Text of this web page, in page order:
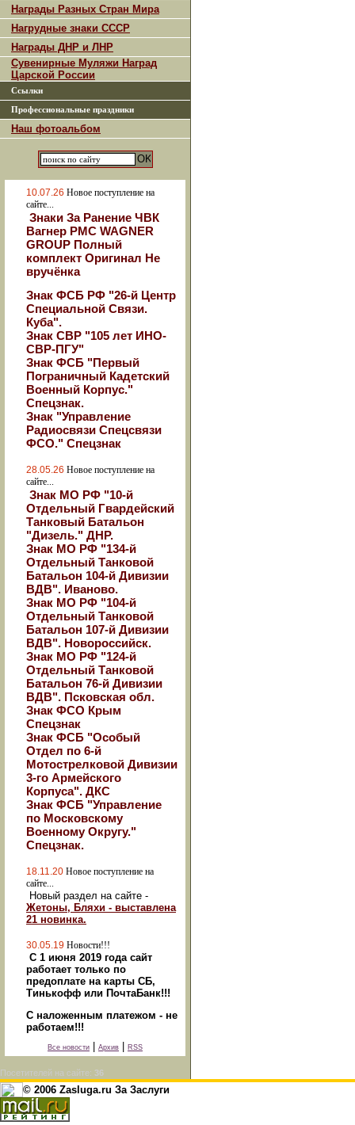
Награды Разных Стран Мира
Нагрудные знаки СССР
Награды ДНР и ЛНР
Сувенирные Муляжи Наград
Царской России
Ссылки
Профессиональные праздники
Наш фотоальбом
10.07.26 Новое поступление на
сайте...
Знаки За Ранение ЧВК
Вагнер РМС WAGNER
GROUP Полный
комплект Оригинал Не
вручёнка
Знак ФСБ РФ "26-й Центр
Специальной Связи.
Куба".
Знак СВР "105 лет ИНО-
СВР-ПГУ"
Знак ФСБ "Первый
Пограничный Кадетский
Военный Корпус."
Спецзнак.
Знак "Управление
Радиосвязи Спецсвязи
ФСО." Спецзнак
28.05.26 Новое поступление на
сайте...
Знак МО РФ "10-й
Отдельный Гвардейский
Танковый Батальон
"Дизель." ДНР.
Знак МО РФ "134-й
Отдельный Танковой
Батальон 104-й Дивизии
ВДВ". Иваново.
Знак МО РФ "104-й
Отдельный Танковой
Батальон 107-й Дивизии
ВДВ". Новороссийск.
Знак МО РФ "124-й
Отдельный Танковой
Батальон 76-й Дивизии
ВДВ". Псковская обл.
Знак ФСО Крым
Спецзнак
Знак ФСБ "Особый
Отдел по 6-й
Мотострелковой Дивизии
3-го Армейского
Корпуса". ДКС
Знак ФСБ "Управление
по Московскому
Военному Округу."
Спецзнак.
18.11.20 Новое поступление на
сайте...
Новый раздел на сайте -
Жетоны, Бляхи - выставлена
21 новинка.
30.05.19 Новости!!!
С 1 июня 2019 года сайт
работает только по
предоплате на карты СБ,
Тинькофф или ПочтаБанк!!!
С наложенным платежом - не
работаем!!!
Все новости Архив RSS
Посетителей на сайте: 36
© 2006 Zasluga.ru За Заслуги